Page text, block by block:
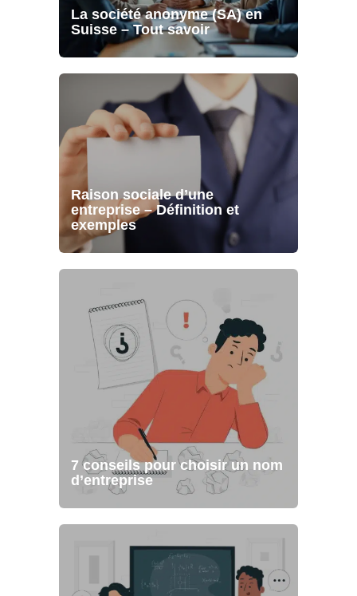
La société anonyme (SA) en
Suisse – Tout savoir
Raison sociale d’une
entreprise – Définition et
exemples
7 conseils pour choisir un nom
d’entreprise